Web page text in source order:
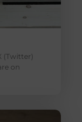
(Twitter)
on